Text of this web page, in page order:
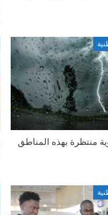
منتظرة بهذه المناطق